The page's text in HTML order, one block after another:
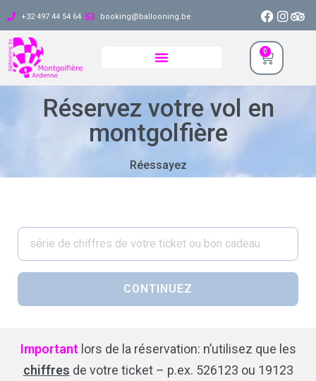
+32 497 44 54 64 booking@ballooning.be
0
Réservez votre vol en
montgolfière
Réessayez
Important lors de la réservation: n’utilisez que les
chiffres de votre ticket – p.ex. 526123 ou 19123